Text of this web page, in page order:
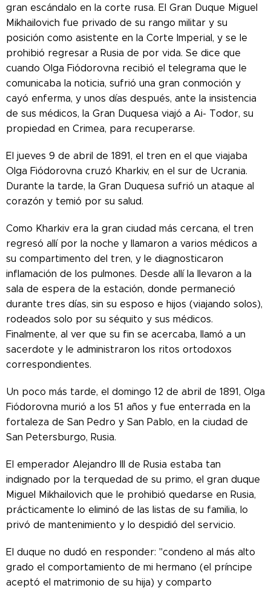
gran escándalo en la corte rusa. El Gran Duque Miguel
Mikhailovich fue privado de su rango militar y su
posición como asistente en la Corte Imperial, y se le
prohibió regresar a Rusia de por vida. Se dice que
cuando Olga Fiódorovna recibió el telegrama que le
comunicaba la noticia, sufrió una gran conmoción y
cayó enferma, y ​​unos días después, ante la insistencia
de sus médicos, la Gran Duquesa viajó a Ai- Todor, su
propiedad en Crimea, para recuperarse.
El jueves 9 de abril de 1891, el tren en el que viajaba
Olga Fiódorovna cruzó Kharkiv, en el sur de Ucrania.
Durante la tarde, la Gran Duquesa sufrió un ataque al
corazón y temió por su salud.
Como Kharkiv era la gran ciudad más cercana, el tren
regresó allí por la noche y llamaron a varios médicos a
su compartimento del tren, y le diagnosticaron
inflamación de los pulmones. Desde allí la llevaron a la
sala de espera de la estación, donde permaneció
durante tres días, sin su esposo e hijos (viajando solos),
rodeados solo por su séquito y sus médicos.
Finalmente, al ver que su fin se acercaba, llamó a un
sacerdote y le administraron los ritos ortodoxos
correspondientes.
Un poco más tarde, el domingo 12 de abril de 1891, Olga
Fiódorovna murió a los 51 años y fue enterrada en la
fortaleza de San Pedro y San Pablo, en la ciudad de
San Petersburgo, Rusia.
El emperador Alejandro III de Rusia estaba tan
indignado por la terquedad de su primo, el gran duque
Miguel Mikhailovich que le prohibió quedarse en Rusia,
prácticamente lo eliminó de las listas de su familia, lo
privó de mantenimiento y lo despidió del servicio.
El duque no dudó en responder: "condeno al más alto
grado el comportamiento de mi hermano (el príncipe
aceptó el matrimonio de su hija) y comparto